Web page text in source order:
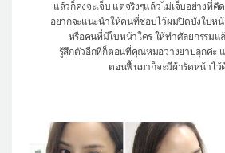
แล้วก็คงจะเจ็บ แต่จริงๆแล้วไม่เจ็บอย่างที่คิ
อยากจะแนะนำให้คนที่ชอบไว้ผมปิดบังใบหน้
หรือคนที่มีใบหน้าใคร ให้ทำศัลยกรรมแ
รู้สึกตัวอีกทีก็ตอนที่คุณหมอวางยาปลุกค่ะ
ตอนฟื้นมาก็จะมีผ้ารัดหน้าไว้